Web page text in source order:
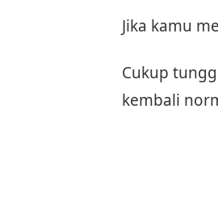
Jika kamu
Cukup
kembali